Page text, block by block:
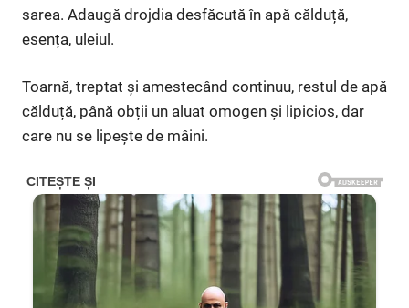
sarea. Adaugă drojdia desfăcută în apă călduță,
esența, uleiul.
Toarnă, treptat și amestecând continuu, restul de apă
călduță, până obții un aluat omogen și lipicios, dar
care nu se lipește de mâini.